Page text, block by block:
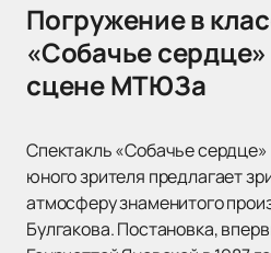
Погружение в
«Собачье
сцене МТЮЗа
Спектакль «Собачье
юного зрителя предлагает
атмосферу знаменитого
Булгакова. Постановка,